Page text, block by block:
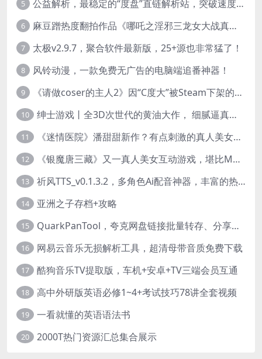
5 公益解析，最稳定的“度盘”直链解析站，突破速度限制
6 麻豆蹭热度翻拍作品《哪吒之淫邪三龙女大战真阳魔童》 已上线
7 太极v2.9.7，聚合软件最新版，25+源也非常猛了！
8 风铃动漫，一款免费无广告的电脑端追番神器！
9 《请做coser的主人2》因“C度大”被Steam下架的真人美女互动游戏！
10 绅士游戏丨全3D次世代的黄油大作， 细腻逼真的双人互动狂想曲！
11 《迷情医院》潘甜甜新作？有点刺激的真人美女互动游戏
12 《银魔唐三藏》又一真人美女互动游戏，堪比M豆！
13 祈风TTS_v0.1.3.2，多角色Ai配音神器，丰富的热门音色
14 亚洲之子存档+攻略
15 QuarkPanTool，夸克网盘链接批量转存、分享和下载工具
16 网易云音乐无损解析工具，超清母带音质免费下载
17 酷狗音乐TV提取版，车机+安卓+TV三端会员互通
18 高中外研版英语必修1~4+考试技巧78讲全套视频
19 一看就懂的英语语法书
20 2000T热门资源汇总集合展示